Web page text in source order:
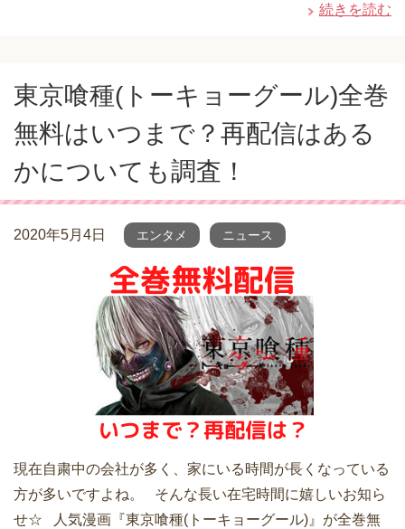
続きを読む
東京喰種(トーキョーグール)全巻
無料はいつまで？再配信はある
かについても調査！
2020年5月4日 エンタメ ニュース
現在自粛中の会社が多く、家にいる時間が長くなっている
方が多いですよね。 そんな長い在宅時間に嬉しいお知ら
せ☆ 人気漫画『東京喰種(トーキョーグール)』が全巻無